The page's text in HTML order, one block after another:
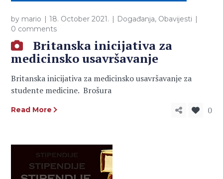
by mario 18. October 2021. Događanja, Obavijesti
0 comments
Britanska inicijativa za
medicinsko usavršavanje
Britanska inicijativa za medicinsko usavršavanje za
studente medicine. Brošura
Read More 0